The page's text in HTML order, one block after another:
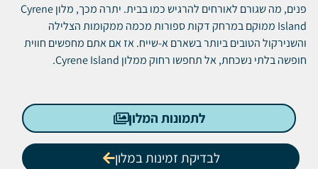
פנים, מה שגורם לאורחים להרגיש כמו בבית.
יתרה מכך, מלון Cyrene
Island ממוקם במרחק דקות ספורות מכמה ממקומות הצלילה
והשנירקול הטובים ביותר בשארם א-שייח.אז אם אתם מחפשים חווית
חופשה בלתי נשכחת, אל תחפשו רחוק ממלון Cyrene Island.
לתמונות המלון
לבדיקת זמינות במלון